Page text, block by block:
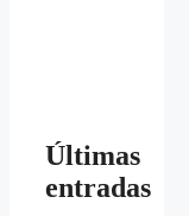
Últimas
entradas